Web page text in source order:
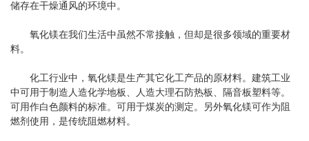
储存在干燥通风的环境中。
氧化镁在我们生活中虽然不常接触，但却是很多领域的重要材
料。
化工行业中，氧化镁是生产其它化工产品的原材料。建筑工业
中可用于制造人造化学地板、人造大理石防热板、隔音板塑料等。
可用作白色颜料的标准。可用于煤炭的测定。另外氧化镁可作为阻
燃剂使用，是传统阻燃材料。